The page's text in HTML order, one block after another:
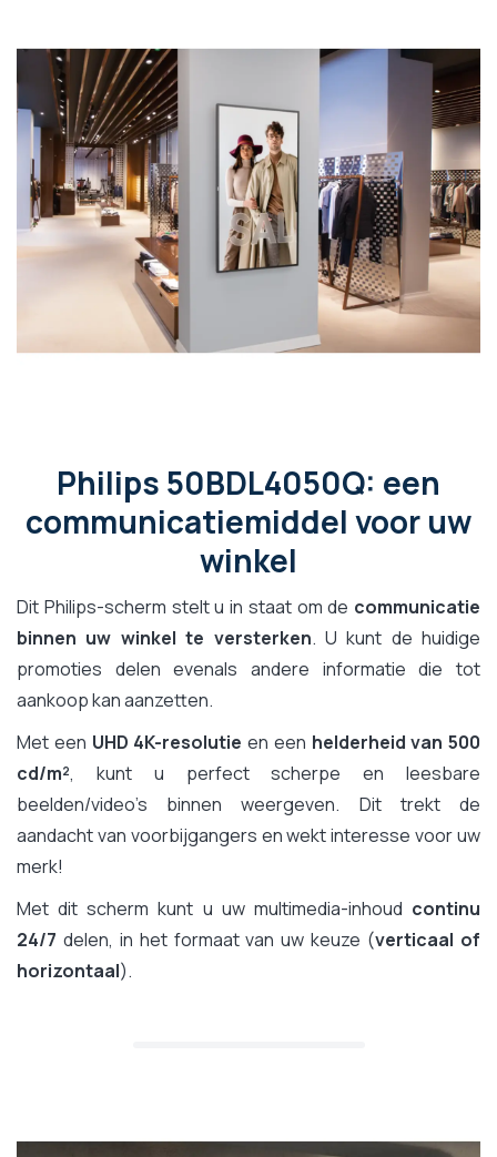
Philips 50BDL4050Q: een
communicatiemiddel voor uw
winkel
Dit Philips-scherm stelt u in staat om de communicatie
binnen uw winkel te versterken. U kunt de huidige
promoties delen evenals andere informatie die tot
aankoop kan aanzetten.
Met een UHD 4K-resolutie en een helderheid van 500
cd/m², kunt u perfect scherpe en leesbare
beelden/video's binnen weergeven. Dit trekt de
aandacht van voorbijgangers en wekt interesse voor uw
merk!
Met dit scherm kunt u uw multimedia-inhoud continu
24/7 delen, in het formaat van uw keuze (verticaal of
horizontaal).